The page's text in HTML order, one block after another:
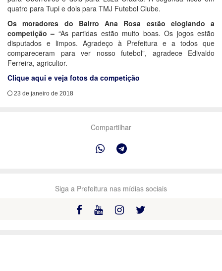
quatro para Tupi e dois para TMJ Futebol Clube.
Os moradores do Bairro Ana Rosa estão elogiando a
competição – “As partidas estão muito boas. Os jogos estão
disputados e limpos. Agradeço à Prefeitura e a todos que
compareceram para ver nosso futebol”, agradece Edivaldo
Ferreira, agricultor.
Clique aqui e veja fotos da competição
23 de janeiro de 2018
Compartilhar
Siga a Prefeitura nas mídias sociais